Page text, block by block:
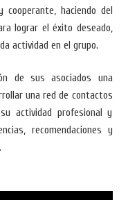
haciendo del
lograr el éxito deseado,
actividad en el grupo.
de sus asociados una
una red de contactos
actividad profesional y
recomendaciones y